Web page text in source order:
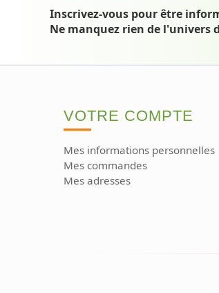
Inscrivez-vous pour être
Ne manquez rien de l'univers
VOTRE COMPTE
Mes informations personnelles
Mes commandes
Mes adresses